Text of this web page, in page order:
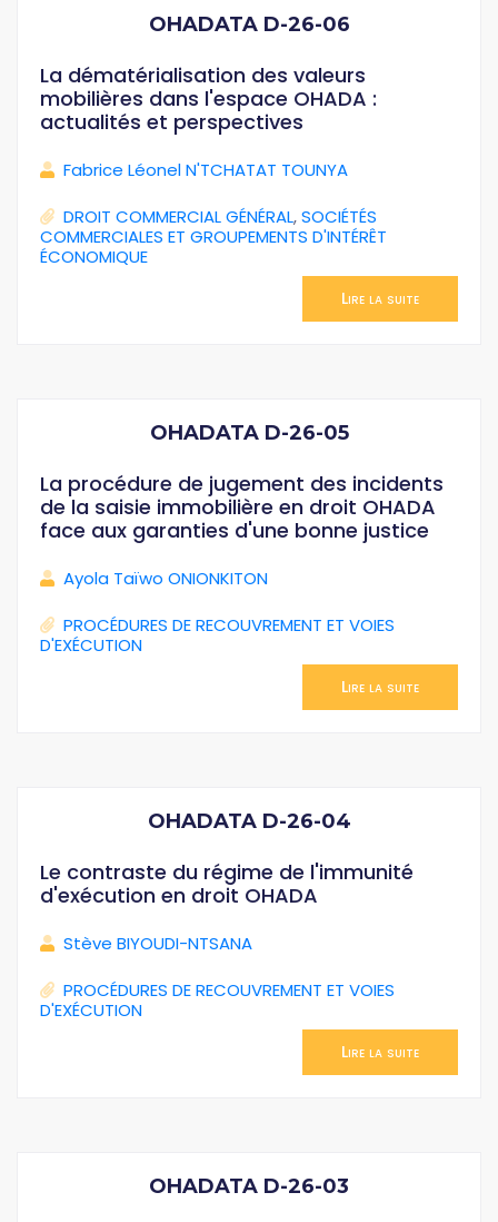
OHADATA D-26-06
La dématérialisation des valeurs
mobilières dans l'espace OHADA :
actualités et perspectives
Fabrice Léonel N'TCHATAT TOUNYA
DROIT COMMERCIAL GÉNÉRAL,SOCIÉTÉS
COMMERCIALES ET GROUPEMENTS D'INTÉRÊT
ÉCONOMIQUE
Lire la suite
OHADATA D-26-05
La procédure de jugement des incidents
de la saisie immobilière en droit OHADA
face aux garanties d'une bonne justice
Ayola Taïwo ONIONKITON
PROCÉDURES DE RECOUVREMENT ET VOIES
D'EXÉCUTION
Lire la suite
OHADATA D-26-04
Le contraste du régime de l'immunité
d'exécution en droit OHADA
Stève BIYOUDI-NTSANA
PROCÉDURES DE RECOUVREMENT ET VOIES
D'EXÉCUTION
Lire la suite
OHADATA D-26-03